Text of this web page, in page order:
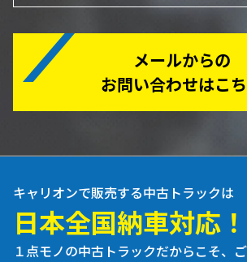
メールからの
お問い合わせはこ
キャリオンで販売する中古トラックは
日本全国納車対応！
１点モノの中古トラックだからこそ、